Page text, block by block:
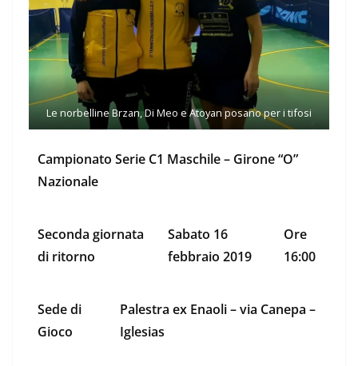
Le norbelline Brzan, Di Meo e Atoyan posano per i tifosi
Campionato Serie C1 Maschile – Girone “O”
Nazionale
Seconda giornata
di ritorno
Sabato 16
febbraio 2019
Ore
16:00
Sede di
Gioco
Palestra ex Enaoli – via Canepa –
Iglesias